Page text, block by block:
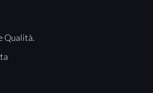
Qualità.